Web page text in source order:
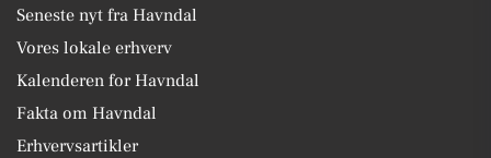
Seneste nyt fra Havndal
Vores lokale erhverv
Kalenderen for Havndal
Fakta om Havndal
Erhvervsartikler